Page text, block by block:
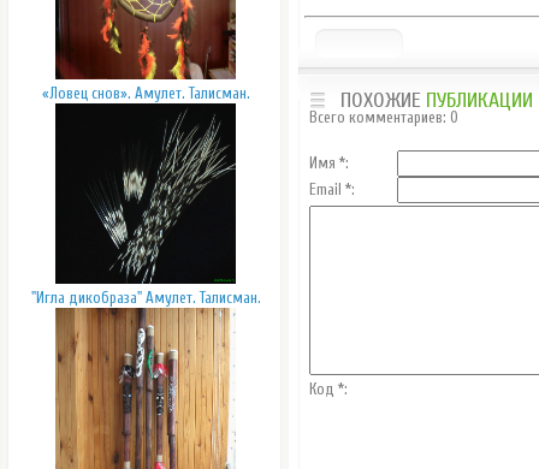
«Ловец снов». Амулет. Талисман.
"Игла дикобраза" Амулет. Талисман.
ПОХОЖИЕ ПУБЛИКАЦИИ
Всего комментариев: 0
Имя *:
Email *:
Код *: